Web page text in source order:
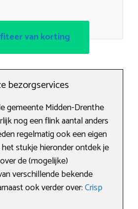
van korting
bezorgservices
gemeente Midden-Drenthe
nog een flink aantal anders
regelmatig ook een eigen
stukje hieronder ontdek je
de (mogelijke)
verschillende bekende
ook verder over:Crisp